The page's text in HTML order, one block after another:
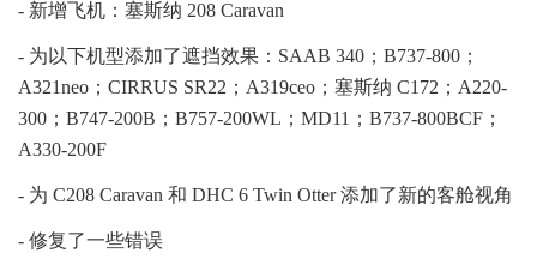
- 新增飞机：塞斯纳 208 Caravan
- 为以下机型添加了遮挡效果：SAAB 340；B737-800；
A321neo；CIRRUS SR22；A319ceo；塞斯纳 C172；A220-
300；B747-200B；B757-200WL；MD11；B737-800BCF；
A330-200F
- 为 C208 Caravan 和 DHC 6 Twin Otter 添加了新的客舱视角
- 修复了一些错误